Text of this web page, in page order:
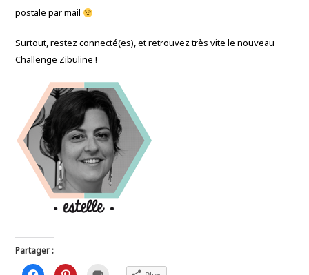
postale par mail
Surtout, restez connecté(es), et retrouvez très vite le nouveau
Challenge Zibuline !
Partager :